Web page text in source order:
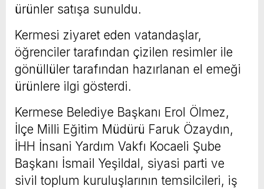
ürünler satışa sunuldu.
Kermesi ziyaret eden vatandaşlar,
öğrenciler tarafından çizilen resimler ile
gönüllüler tarafından hazırlanan el emeği
ürünlere ilgi gösterdi.
Kermese Belediye Başkanı Erol Ölmez,
İlçe Milli Eğitim Müdürü Faruk Özaydın,
İHH İnsani Yardım Vakfı Kocaeli Şube
Başkanı İsmail Yeşildal, siyasi parti ve
sivil toplum kuruluşlarının temsilcileri, iş